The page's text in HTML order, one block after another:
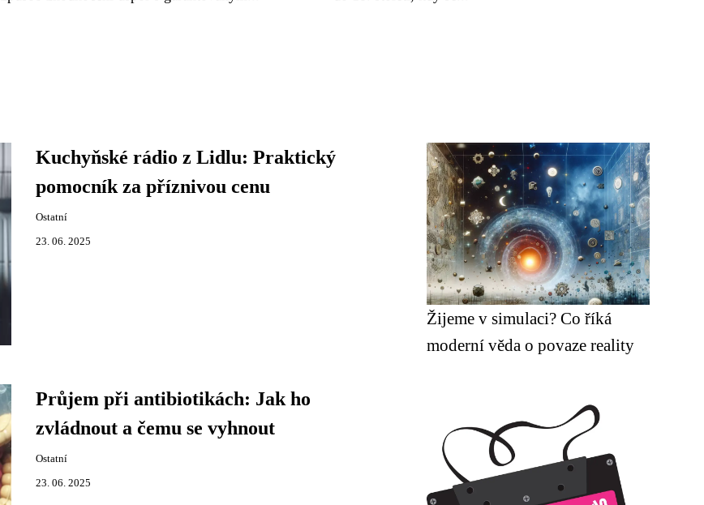
Kuchyňské rádio z Lidlu: Praktický
pomocník za příznivou cenu
Ostatní
23. 06. 2025
Průjem při antibiotikách: Jak ho
zvládnout a čemu se vyhnout
Ostatní
23. 06. 2025
Žijeme v simulaci? Co říká
moderní věda o povaze reality